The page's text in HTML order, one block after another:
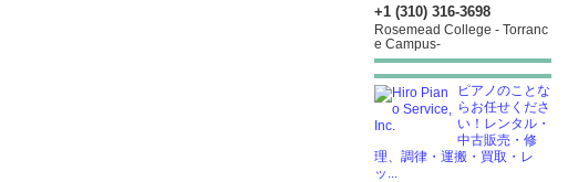
+1 (310) 316-3698
Rosemead College - Torranc
e Campus-
ピアノのことな
らお任せくださ
い！レンタル・
中古販売・修
理、調律・運搬・買取・レ
ッ...